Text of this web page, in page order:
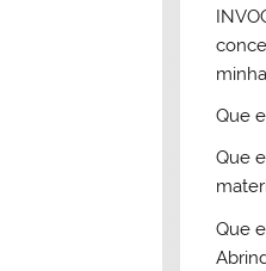
Que
Que
Que